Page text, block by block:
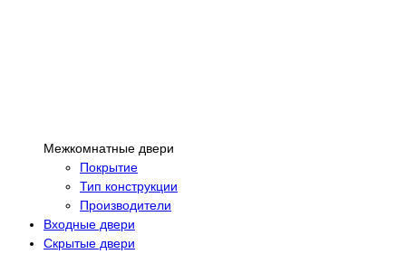
Межкомнатные двери
Покрытие
Тип конструкции
Производители
Входные двери
Скрытые двери